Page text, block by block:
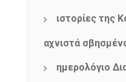
ιστορίες της
αχνιστά
ημερολόγιο